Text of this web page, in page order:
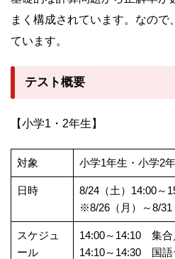
まく構成されています。なので
ています。
テスト概要
【小学1・2年生】
対象 小学1年生・小学2
日時
8/24（土）14:00～
※8/26（月）～8/
スケジュ
ール
14:00～14:10 集合
14:10～14:30 国語